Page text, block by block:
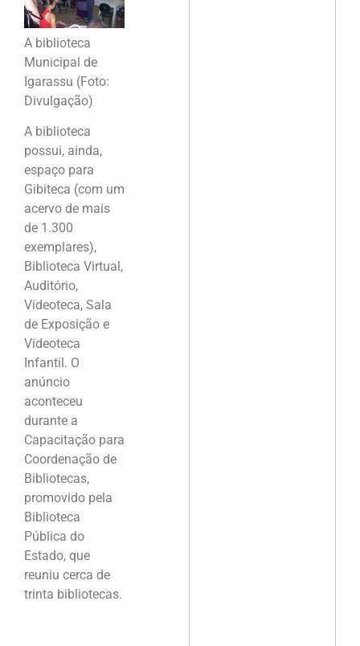
A biblioteca
Municipal de
Igarassu (Foto:
Divulgação)
A biblioteca
possui, ainda,
espaço para
Gibiteca (com um
acervo de mais
de 1.300
exemplares),
Biblioteca Virtual,
Auditório,
Videoteca, Sala
de Exposição e
Videoteca
Infantil. O
anúncio
aconteceu
durante a
Capacitação para
Coordenação de
Bibliotecas,
promovido pela
Biblioteca
Pública do
Estado, que
reuniu cerca de
trinta bibliotecas.